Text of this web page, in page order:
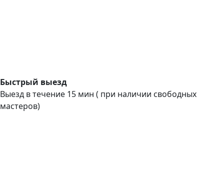
Быстрый выезд
Выезд в течение 15 мин ( при наличии свободных
мастеров)